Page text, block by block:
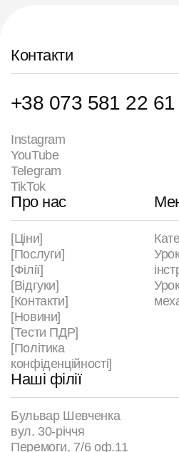
Контакти
+38 073 581 22 61
Instagram
YouTube
Telegram
TikTok
Про нас
[Ціни]
[Послуги]
[Філії]
[Відгуки]
[Контакти]
[Новини]
[Тести ПДР]
[Політика
конфіденційності]
Наші філії
Бульвар Шевченка
вул. 30-річчя
Перемоги, 7/6 оф.11